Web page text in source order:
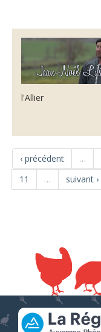
l'Allier
‹ précédent …
11
… suivant ›